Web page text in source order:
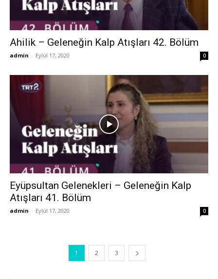
Ahilik – Geleneğin Kalp Atışları 42. Bölüm
admin - Eylül 17, 2020 0
Eyüpsultan Gelenekleri – Geleneğin Kalp
Atışları 41. Bölüm
admin - Eylül 17, 2020 0
1 2 3